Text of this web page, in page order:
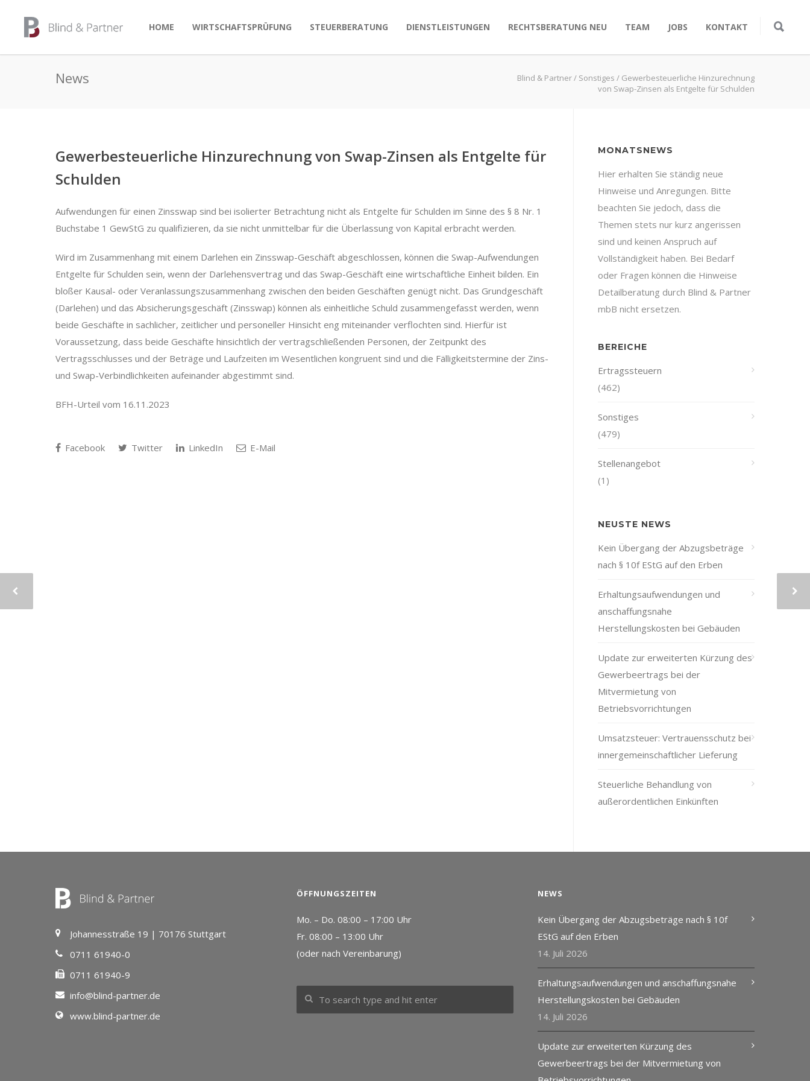
HOME WIRTSCHAFTSPRÜFUNG STEUERBERATUNG DIENSTLEISTUNGEN RECHTSBERATUNG NEU TEAM JOBS KONTAKT
News Blind & Partner/ Sonstiges / Gewerbesteuerliche Hinzurechnung
von Swap-Zinsen als Entgelte für Schulden
Gewerbesteuerliche Hinzurechnung von Swap-Zinsen als Entgelte für
Schulden
Aufwendungen für einen Zinsswap sind bei isolierter Betrachtung nicht als Entgelte für Schulden im Sinne des § 8 Nr. 1
Buchstabe 1 GewStG zu qualifizieren, da sie nicht unmittelbar für die Überlassung von Kapital erbracht werden.
Wird im Zusammenhang mit einem Darlehen ein Zinsswap-Geschäft abgeschlossen, können die Swap-Aufwendungen
Entgelte für Schulden sein, wenn der Darlehensvertrag und das Swap-Geschäft eine wirtschaftliche Einheit bilden. Ein
bloßer Kausal- oder Veranlassungszusammenhang zwischen den beiden Geschäften genügt nicht. Das Grundgeschäft
(Darlehen) und das Absicherungsgeschäft (Zinsswap) können als einheitliche Schuld zusammengefasst werden, wenn
beide Geschäfte in sachlicher, zeitlicher und personeller Hinsicht eng miteinander verflochten sind. Hierfür ist
Voraussetzung, dass beide Geschäfte hinsichtlich der vertragschließenden Personen, der Zeitpunkt des
Vertragsschlusses und der Beträge und Laufzeiten im Wesentlichen kongruent sind und die Fälligkeitstermine der Zins-
und Swap-Verbindlichkeiten aufeinander abgestimmt sind.
BFH-Urteil vom 16.11.2023
Facebook Twitter LinkedIn E-Mail
MONATSNEWS
Hier erhalten Sie ständig neue
Hinweise und Anregungen. Bitte
beachten Sie jedoch, dass die
Themen stets nur kurz angerissen
sind und keinen Anspruch auf
Vollständigkeit haben. Bei Bedarf
oder Fragen können die Hinweise
Detailberatung durch Blind & Partner
mbB nicht ersetzen.
BEREICHE
Ertragssteuern
(462)
Sonstiges
(479)
Stellenangebot
(1)
NEUSTE NEWS
Kein Übergang der Abzugsbeträge
nach § 10f EStG auf den Erben
Erhaltungsaufwendungen und
anschaffungsnahe
Herstellungskosten bei Gebäuden
Update zur erweiterten Kürzung des
Gewerbeertrags bei der
Mitvermietung von
Betriebsvorrichtungen
Umsatzsteuer: Vertrauensschutz bei
innergemeinschaftlicher Lieferung
Steuerliche Behandlung von
außerordentlichen Einkünften
Johannesstraße 19 | 70176 Stuttgart
0711 61940-0
0711 61940-9
info@blind-partner.de
www.blind-partner.de
ÖFFNUNGSZEITEN
Mo. – Do. 08:00 – 17:00 Uhr
Fr. 08:00 – 13:00 Uhr
(oder nach Vereinbarung)
NEWS
Kein Übergang der Abzugsbeträge nach § 10f
EStG auf den Erben
14. Juli 2026
Erhaltungsaufwendungen und anschaffungsnahe
Herstellungskosten bei Gebäuden
14. Juli 2026
Update zur erweiterten Kürzung des
Gewerbeertrags bei der Mitvermietung von